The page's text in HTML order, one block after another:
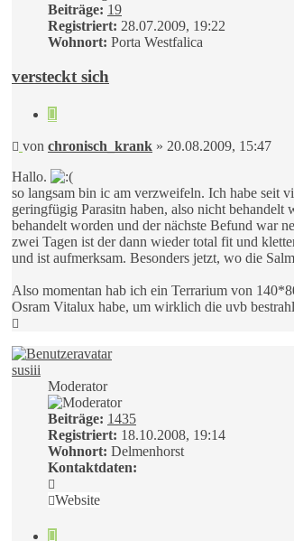
Beiträge: 19
Registriert: 28.07.2009, 19:22
Wohnort: Porta Westfalica
versteckt sich
Zitieren
Beitrag
von chronisch_krank » 20.08.2009, 15:47
Hallo.
so langsam bin ic am verzweifeln. Ich habe seit
geringfügig Parasitn haben, also nicht behandelt
behandelt worden und der nächste Befund war
zwei Tagen ist der dann wieder total fit und
und ist aufmerksam. Besonders jetzt, wo die
Also momentan hab ich ein Terrarium von
Osram Vitalux habe, um wirklich die uvb
susiii
Moderator
Beiträge: 1435
Registriert: 18.10.2008, 19:14
Wohnort: Delmenhorst
Kontaktdaten:
von
Website
Zitieren